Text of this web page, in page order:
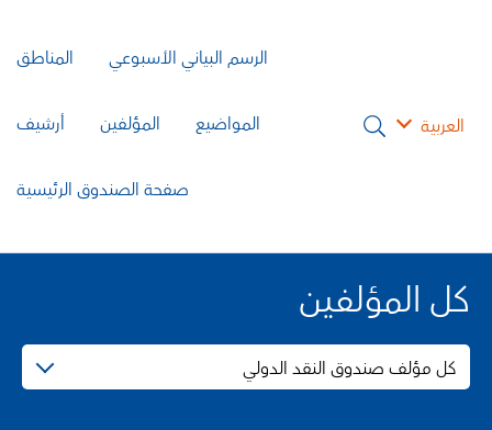
العربية
الرسم البياني الأسبوعي المناطق
المواضيع المؤلفين أرشيف
صفحة الصندوق الرئيسية
كل المؤلفين
كل مؤلف صندوق النقد الدولي